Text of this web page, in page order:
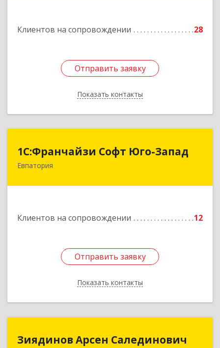
Клиентов на сопровождении 28
Отправить заявку
Показать контакты
Отправить заявку
Назад
1С:Франчайзи Софт Юго-Запад
Евпатория
Клиентов на сопровождении 12
Отправить заявку
Показать контакты
1С:Франчайзи Софт Юго-Запад
297407, Крым Респ, Евпатория г, Победы пр-кт,
Отправить заявку
Назад
Зиядинов Арсен Салединович